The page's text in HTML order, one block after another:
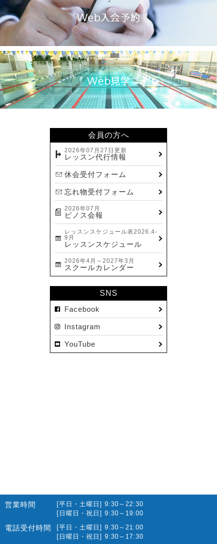
2024.09(15)
2024.08(21)
2024.07(20)
2024.06(29)
2024.05(22)
2024.04(20)
2024.03(16)
2023.04(15)
2022.11(16)
2022.01(10)
2021.12(12)
会員の方へ
2026年07月27日更新
レッスン代行情報
休会受付フォーム
忘れ物受付フォーム
2026年07月
ピノス会報
レッスンスケジュール表2026.4-
9月
レッスンスケジュール
2026年4月～2027年3月
スクールカレンダー
SNS
Facebook
Instagram
YouTube
営業時間
[平日・土曜日] 9:30～22:30
[日曜日・祝日] 9:30～19:00
電話受付時間
[平日・土曜日] 9:30～21:00
[日曜日・祝日] 9:30～17:30